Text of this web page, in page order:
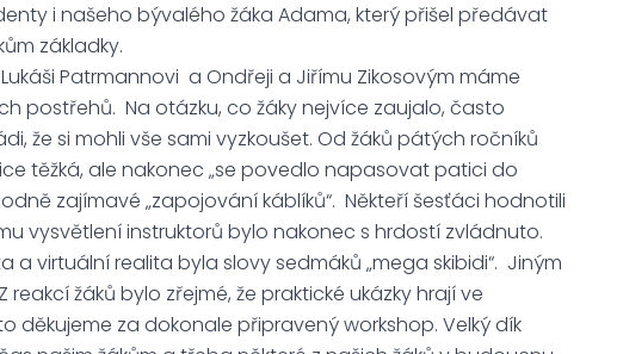
i našeho bývalého žáka Adama, který přišel předávat
základky.
Patrmannovi a Ondřeji a Jiřímu Zikosovým máme
postřehů. Na otázku, co žáky nejvíce zaujalo, často
že si mohli vše sami vyzkoušet. Od žáků pátých ročníků
těžká, ale nakonec „se povedlo napasovat patici do
zajímavé „zapojování káblíků“. Někteří šesťáci hodnotili
vysvětlení instruktorů bylo nakonec s hrdostí zvládnuto.
virtuální realita byla slovy sedmáků „mega skibidi“. Jiným
reakcí žáků bylo zřejmé, že praktické ukázky hrají ve
děkujeme za dokonale připravený workshop. Velký dík